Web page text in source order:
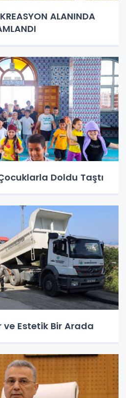
ALANINDA
Doldu Taştı
ve Estetik Bir Arada